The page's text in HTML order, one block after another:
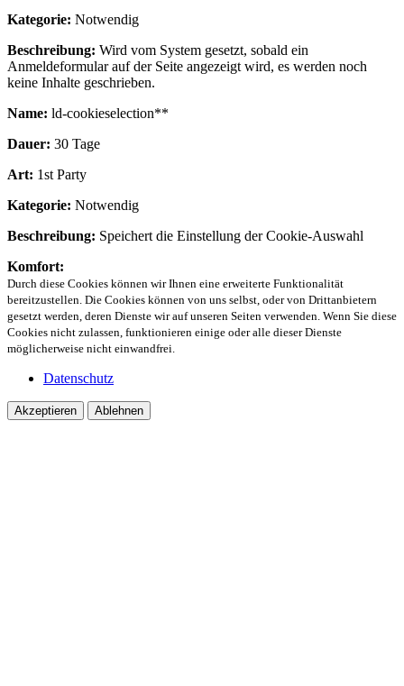
Kategorie: Notwendig
Beschreibung: Wird vom System gesetzt, sobald ein
Anmeldeformular auf der Seite angezeigt wird, es werden noch
keine Inhalte geschrieben.
Name: ld-cookieselection**
Dauer: 30 Tage
Art: 1st Party
Kategorie: Notwendig
Beschreibung: Speichert die Einstellung der Cookie-Auswahl
Komfort:
Durch diese Cookies können wir Ihnen eine erweiterte Funktionalität
bereitzustellen. Die Cookies können von uns selbst, oder von Drittanbietern
gesetzt werden, deren Dienste wir auf unseren Seiten verwenden. Wenn Sie diese
Cookies nicht zulassen, funktionieren einige oder alle dieser Dienste
möglicherweise nicht einwandfrei.
Datenschutz
Akzeptieren Ablehnen